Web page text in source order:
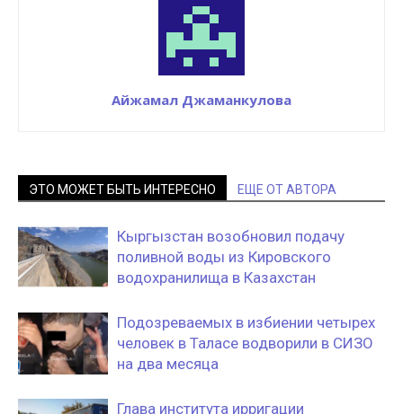
Айжамал Джаманкулова
ЭТО МОЖЕТ БЫТЬ ИНТЕРЕСНО ЕЩЕ ОТ АВТОРА
Кыргызстан возобновил подачу
поливной воды из Кировского
водохранилища в Казахстан
Подозреваемых в избиении четырех
человек в Таласе водворили в СИЗО
на два месяца
Глава института ирригации